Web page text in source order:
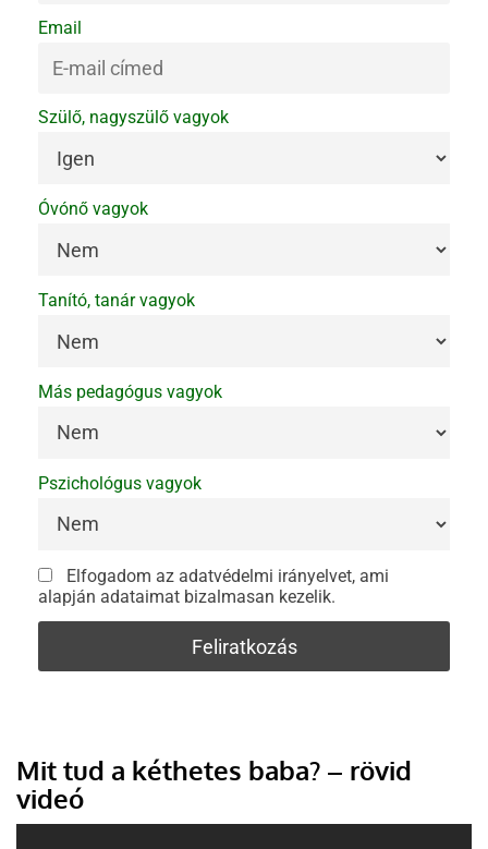
Email
Szülő, nagyszülő vagyok
Óvónő vagyok
Tanító, tanár vagyok
Más pedagógus vagyok
Pszichológus vagyok
Elfogadom az adatvédelmi irányelvet, ami
alapján adataimat bizalmasan kezelik.
Mit tud a kéthetes baba? – rövid
videó